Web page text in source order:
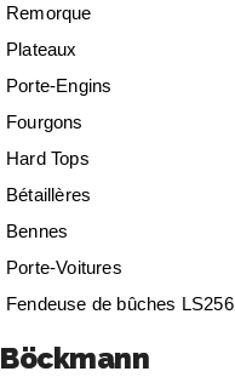
Remorque
Plateaux
Porte-Engins
Fourgons
Hard Tops
Bétaillères
Bennes
Porte-Voitures
Fendeuse de bûches LS256
Böckmann